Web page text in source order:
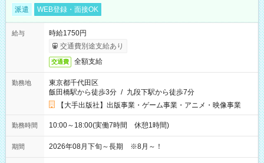
派遣 WEB登録・面接OK
給与
時給1750円
交通費別途支給あり
交通費 全額支給
勤務地
東京都千代田区
飯田橋駅から徒歩3分 / 九段下駅から徒歩7分
【大手出版社】出版事業・ゲーム事業・アニメ・映像事業
勤務時間 10:00～18:00(実働7時間 休憩1時間)
期間 2026年08月下旬～長期 ※8月～！